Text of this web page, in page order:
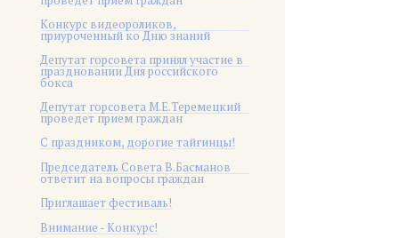
Конкурс видеороликов,
приуроченный ко Дню знаний
Депутат горсовета принял участие в
праздновании Дня российского
бокса
Депутат горсовета М.Е.Теремецкий
проведет прием граждан
С праздником, дорогие тайгинцы!
Председатель Совета В.Басманов
ответит на вопросы граждан
Приглашает фестиваль!
Внимание - Конкурс!